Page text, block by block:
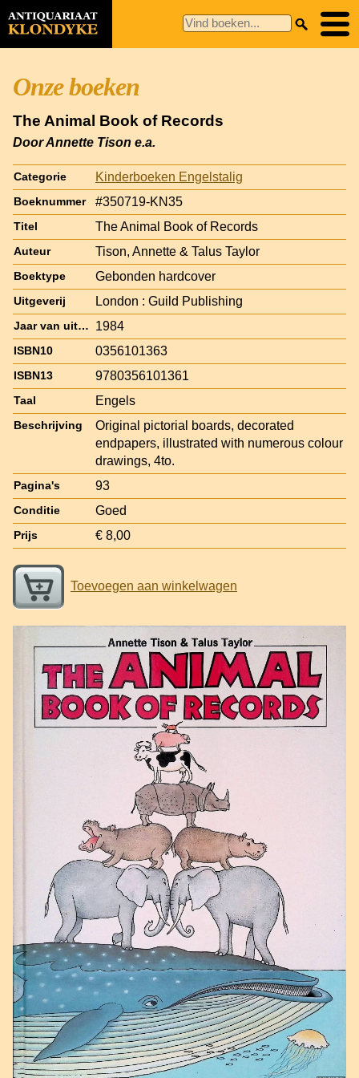
Onze boeken
The Animal Book of Records
Door Annette Tison e.a.
Categorie Kinderboeken Engelstalig
Boeknummer #350719-KN35
Titel The Animal Book of Records
Auteur Tison, Annette & Talus Taylor
Boektype Gebonden hardcover
Uitgeverij London : Guild Publishing
Jaar van uitgave 1984
ISBN10 0356101363
ISBN13 9780356101361
Taal Engels
Beschrijving
Original pictorial boards, decorated
endpapers, illustrated with numerous colour
drawings, 4to.
Pagina's 93
Conditie Goed
Prijs € 8,00
Toevoegen aan winkelwagen